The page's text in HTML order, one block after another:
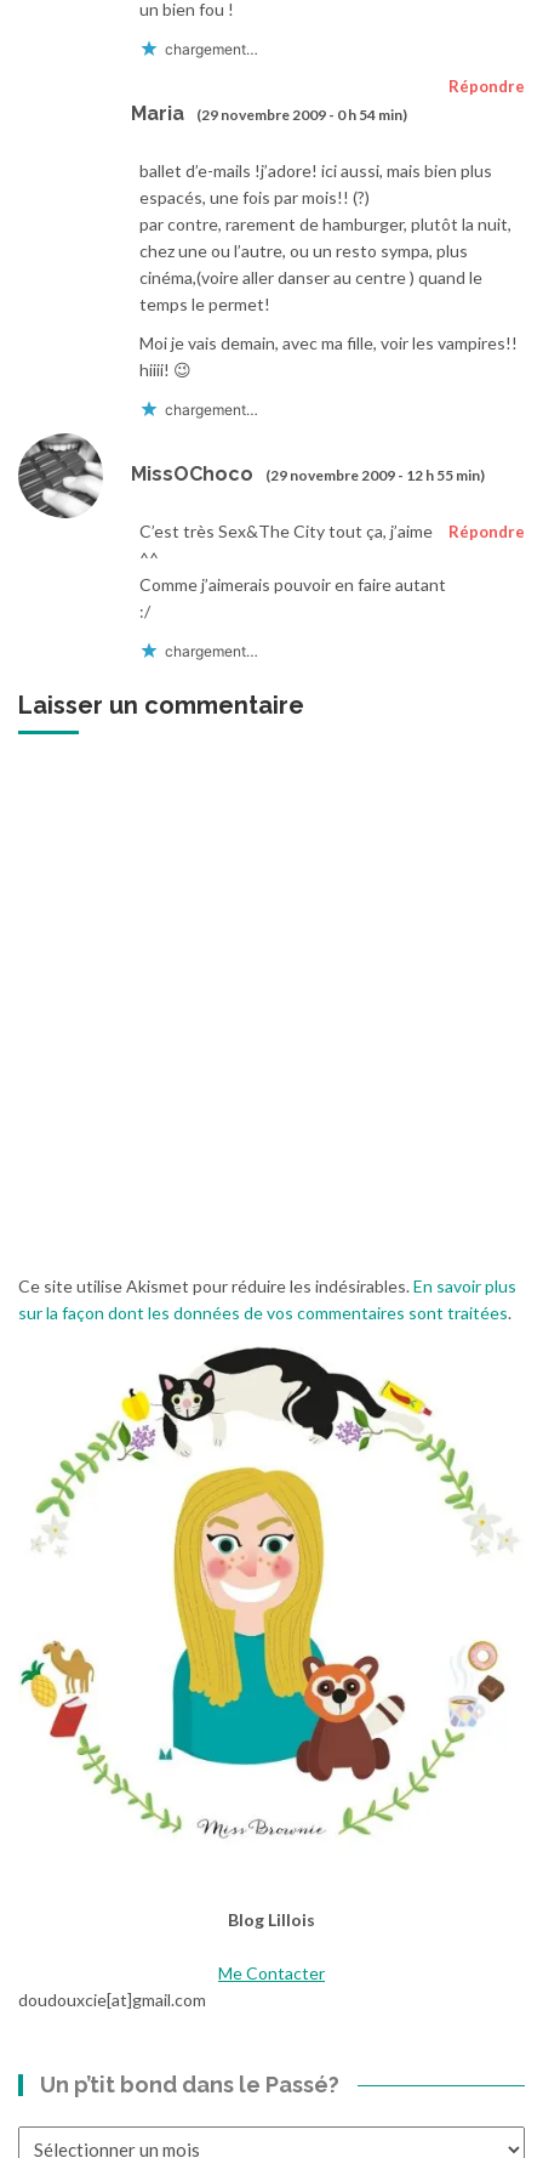
un bien fou !
chargement…
Maria (29 novembre 2009 - 0 h 54 min)
Répondre
ballet d’e-mails !j’adore! ici aussi, mais bien plus
espacés, une fois par mois!! (?)
par contre, rarement de hamburger, plutôt la nuit,
chez une ou l’autre, ou un resto sympa, plus
cinéma,(voire aller danser au centre ) quand le
temps le permet!
Moi je vais demain, avec ma fille, voir les vampires!!
hiiii! 😉
chargement…
MissOChoco (29 novembre 2009 - 12 h 55 min)
Répondre
C’est très Sex&The City tout ça, j’aime
^^
Comme j’aimerais pouvoir en faire autant
:/
chargement…
Laisser un commentaire
Ce site utilise Akismet pour réduire les indésirables.En savoir plus
sur la façon dont les données de vos commentaires sont traitées.
Blog Lillois
Me Contacter
doudouxcie[at]gmail.com
Un p’tit bond dans le Passé?